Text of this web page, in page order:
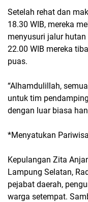
Setelah rehat dan
18.30 WIB, mereka
menyusuri jalur
22.00 WIB mereka
puas.
“Alhamdulillah,
untuk tim
dengan luar biasa
*Menyatukan
Kepulangan Zita
Lampung Selatan,
pejabat daerah,
warga setempat.